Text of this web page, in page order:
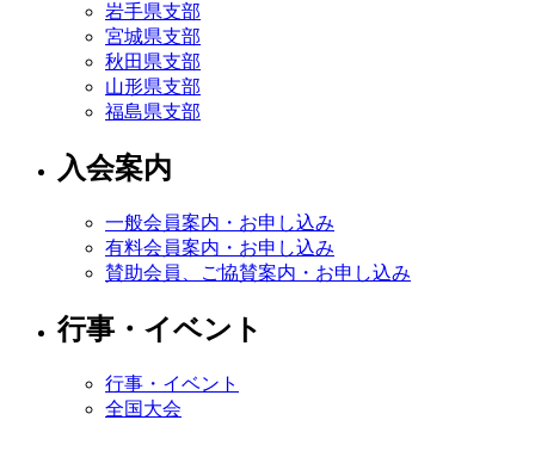
岩手県支部
宮城県支部
秋田県支部
山形県支部
福島県支部
入会案内
一般会員案内・お申し込み
有料会員案内・お申し込み
賛助会員、ご協賛案内・お申し込み
行事・イベント
行事・イベント
全国大会